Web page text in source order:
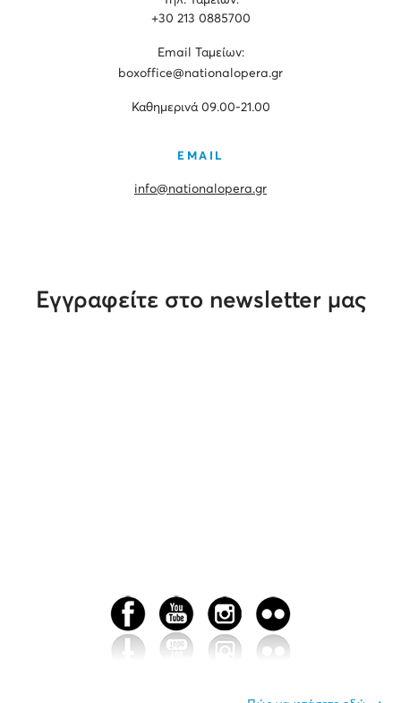
+30 213 0885700
Εmail Ταμείων:
boxoffice@nationalopera.gr
Καθημερινά 09.00-21.00
EMAIL
info@nationalopera.gr
Εγγραφείτε στο newsletter μας